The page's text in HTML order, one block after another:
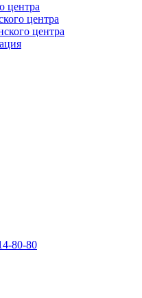
центра
центра
центра
80-80